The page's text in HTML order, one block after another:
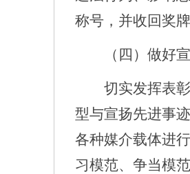
称号，并收回奖
（ 四 ）做好
切实发挥表
型与宣扬先进事
各种媒介载体进
习模范、争当模